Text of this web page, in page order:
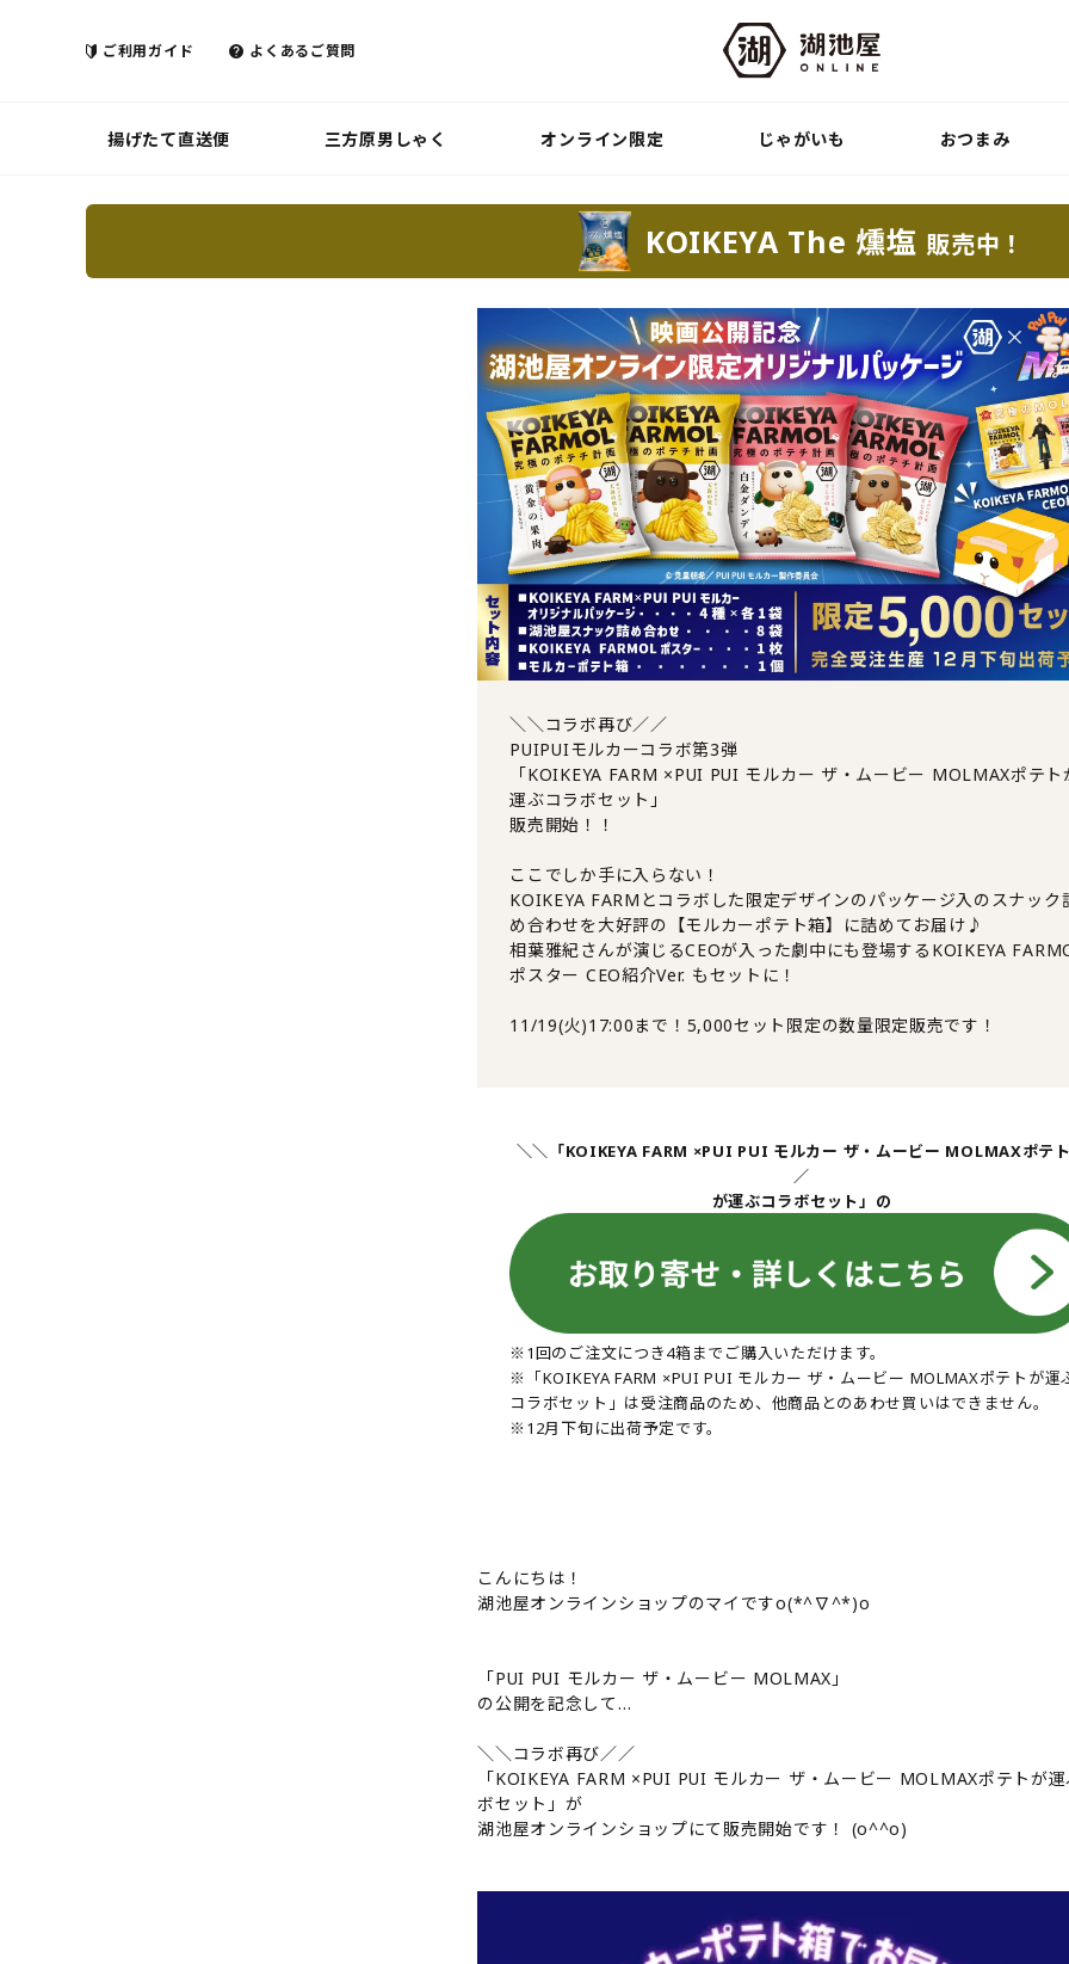
ご利用ガイド よくあるご質問
揚げたて直送便 三方原男しゃく オンライン限定 じゃがいも おつまみ
KOIKEYA The 燻塩 販売中！
＼＼コラボ再び／／
PUIPUIモルカーコラボ第3弾
「KOIKEYA FARM ×PUI PUI モルカー ザ・ムービー MOLMAXポテト
運ぶコラボセット」
販売開始！！
ここでしか手に入らない！
KOIKEYA FARMとコラボした限定デザインのパッケージ入のスナック
め合わせを大好評の【モルカーポテト箱】に詰めてお届け♪
相葉雅紀さんが演じるCEOが入った劇中にも登場するKOIKEYA
ポスター CEO紹介Ver. もセットに！
11/19(火)17:00まで！5,000セット限定の数量限定販売です！
＼＼「KOIKEYA FARM ×PUI PUI モルカー ザ・ムービー MOLMAXポテ
／
が運ぶコラボセット」の
※1回のご注文につき4箱までご購入いただけます。
※「KOIKEYA FARM ×PUI PUI モルカー ザ・ムービー MOLMAXポテトが運
コラボセット」は受注商品のため、他商品とのあわせ買いはできません。
※12月下旬に出荷予定です。
こんにちは！
湖池屋オンラインショップのマイですo(*^∇^*)o
「PUI PUI モルカー ザ・ムービー MOLMAX」
の公開を記念して…
＼＼コラボ再び／／
「KOIKEYA FARM ×PUI PUI モルカー ザ・ムービー MOLMAXポテトが
ボセット」が
湖池屋オンラインショップにて販売開始です！ (o^^o)